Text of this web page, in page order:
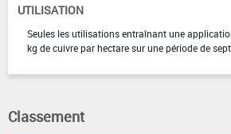
UTILISATION
Seules les utilisations entraînant une
kg de cuivre par hectare sur une période de
Classement